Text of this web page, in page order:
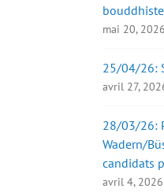
mai 20, 2026
25/04/26:
avril 27,
28/03/26:
Wadern/
candidats
avril 4, 2026